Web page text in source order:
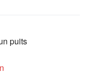
puits